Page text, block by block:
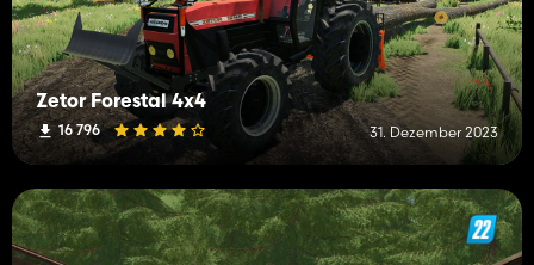
Zetor Forestal 4x4
16 796 31. Dezember 2023